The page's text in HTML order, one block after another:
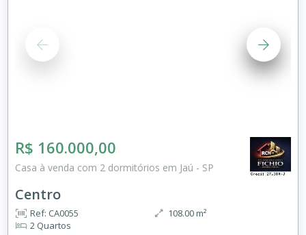
R$ 160.000,00
Casa à venda com 2 dormitórios em Jaú - SP
Centro
Ref: CA0055
2 Quartos
108.00 m²